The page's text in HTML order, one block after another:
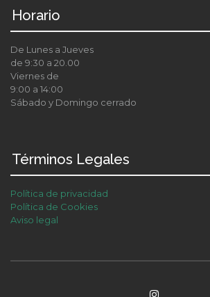
Horario
De Lunes a Jueves
de 9:30 a 20.00
Viernes de
9:00 a 14:00
Sábado y Domingo cerrado
Términos Legales
Política de privacidad
Política de Cookies
Aviso legal